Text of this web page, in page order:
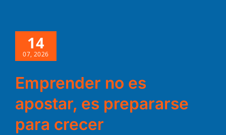
14
07, 2026
crecer
Emprender no es
apostar, es prepararse
para crecer